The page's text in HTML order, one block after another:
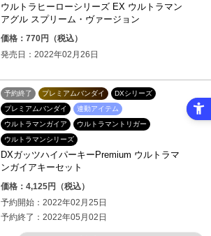
ウルトラヒーローシリーズ EX ウルトラマン
アグル スプリーム・ヴァージョン
価格：770円（税込）
発売日：2022年02月26日
予約終了 プレミアムバンダイ
DXシリーズ
プレミアムバンダイ
連動アイテム
ウルトラマンガイア
ウルトラマントリガー
ウルトラマンシリーズ
DXガッツハイパーキーPremium ウルトラマ
ンガイアキーセット
価格：4,125円（税込）
予約開始：2022年02月25日
予約終了：2022年05月02日